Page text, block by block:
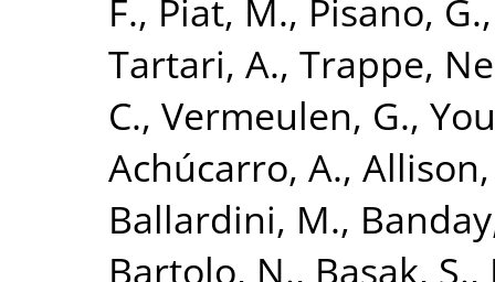
F., Piat, M., Pisano, G.
Tartari, A., Trappe,
C., Vermeulen, G.,
Achúcarro, A., Allison,
Ballardini, M.,
Bartolo, N., Basak, S.,